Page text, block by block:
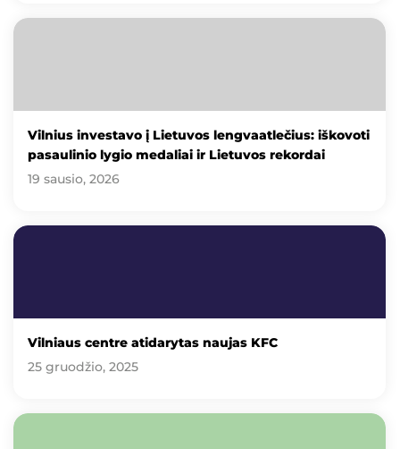
Vilnius investavo į Lietuvos lengvaatlečius: iškovoti
pasaulinio lygio medaliai ir Lietuvos rekordai
19 sausio, 2026
Vilniaus centre atidarytas naujas KFC
25 gruodžio, 2025